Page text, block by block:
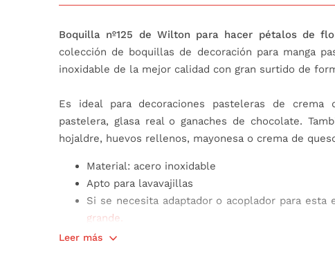
Boquilla nº125 de Wilton para hacer pétalos de
colección de boquillas de decoración para manga
inoxidable de la mejor calidad con gran surtido de
Es ideal para decoraciones pasteleras de crema
pastelera, glasa real o ganaches de chocolate.
hojaldre, huevos rellenos, mayonesa o crema de
Material: acero inoxidable
Apto para lavavajillas
Si se necesita adaptador o acoplador para esta
grande.
Medidas de la boquilla:
Leer más